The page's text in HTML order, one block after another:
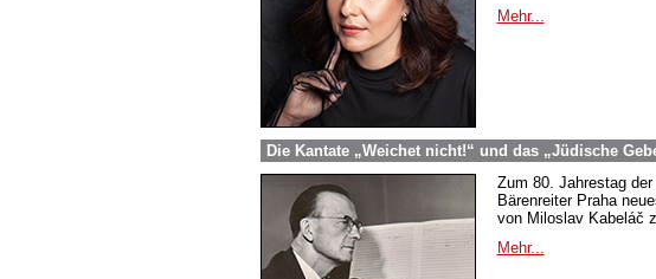
Mehr...
Die Kantate „Weichet nicht!“ und das „Jüdische
Zum 80. Jahrestag
Bärenreiter Praha
von Miloslav Kabeláč
Mehr...